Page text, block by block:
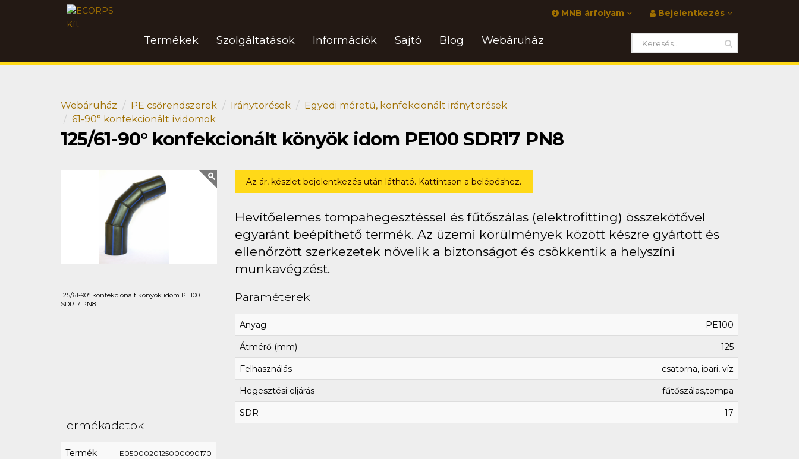
Bejelentkezés
MNB árfolyam
Termékek Szolgáltatások Információk Sajtó Blog Webáruház
Webáruház PE csőrendszerek Iránytörések
Egyedi méretű, konfekcionált iránytörések
61-90° konfekcionált ívidomok
125/61-90° konfekcionált könyök idom PE100 SDR17 PN8
125/61-90° konfekcionált könyök idom PE100
SDR17 PN8
Az ár, készlet bejelentkezés után látható. Kattintson a belépéshez.
Hevítőelemes tompahegesztéssel és fűtőszálas (elektrofitting) összekötővel
egyaránt beépíthető termék. Az üzemi körülmények között készre gyártott és
ellenőrzött szerkezetek növelik a biztonságot és csökkentik a helyszíni
munkavégzést.
Paraméterek
Anyag PE100
Átmérő (mm) 125
Felhasználás csatorna, ipari, víz
Hegesztési eljárás fűtőszálas,tompa
SDR 17
Termékadatok
Termék
E0500020125000090170